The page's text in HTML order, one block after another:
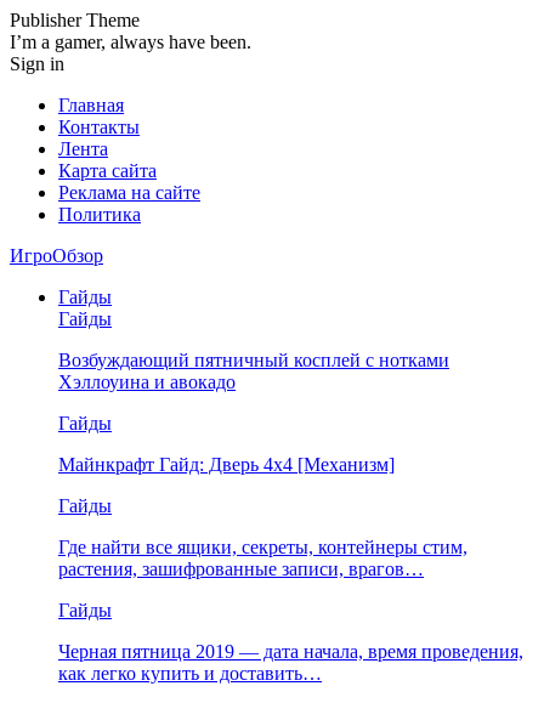
Publisher Theme
I’m a gamer, always have been.
Sign in
Главная
Контакты
Лента
Карта сайта
Реклама на сайте
Политика
ИгроОбзор
Гайды
Гайды
Возбуждающий пятничный косплей с нотками
Хэллоуина и авокадо
Гайды
Майнкрафт Гайд: Дверь 4х4 [Механизм]
Гайды
Где найти все ящики, секреты, контейнеры стим,
растения, зашифрованные записи, врагов…
Гайды
Черная пятница 2019 — дата начала, время проведения,
как легко купить и доставить…